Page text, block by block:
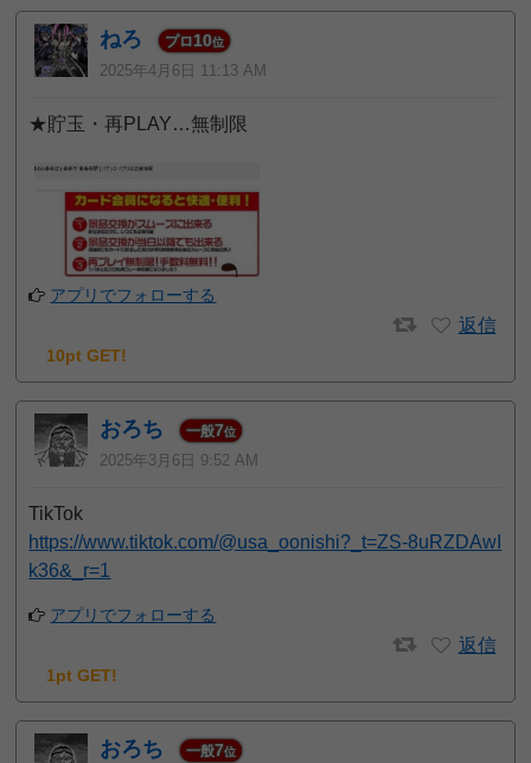
ねろ プロ10位
2025年4月6日 11:13 AM
★貯玉・再PLAY…無制限
アプリでフォローする
返信
10pt GET!
おろち 一般7位
2025年3月6日 9:52 AM
TikTok
https://www.tiktok.com/@usa_oonishi?_t=ZS-8uRZDAwI
k36&_r=1
アプリでフォローする
返信
1pt GET!
おろち 一般7位